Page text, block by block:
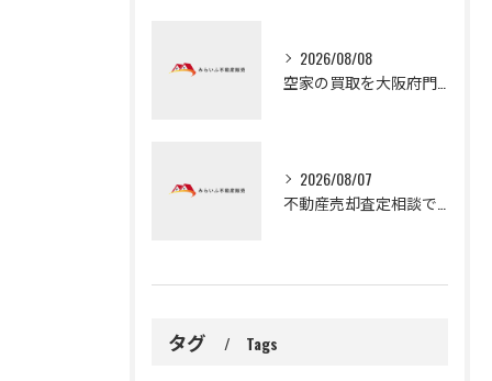
2026/08/08
2026/08/07
タグ Tags